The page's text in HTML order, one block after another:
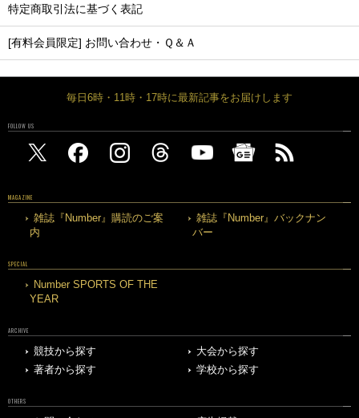
特定商取引法に基づく表記
[有料会員限定] お問い合わせ・Ｑ＆Ａ
毎日6時・11時・17時に最新記事をお届けします
FOLLOW US
MAGAZINE
雑誌『Number』購読のご案
内
雑誌『Number』バックナン
バー
SPECIAL
Number SPORTS OF THE
YEAR
ARCHIVE
競技から探す
大会から探す
著者から探す
学校から探す
OTHERS